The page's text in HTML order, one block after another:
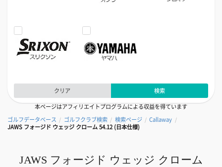
クリア
検索
本ページはアフィリエイトプログラムによる収益を得ています
ゴルフデータベース / ゴルフクラブ検索 / 検索ページ / Callaway /
JAWS フォージド ウェッジ クローム 54.12 (日本仕様)
JAWS フォージド ウェッジ クローム